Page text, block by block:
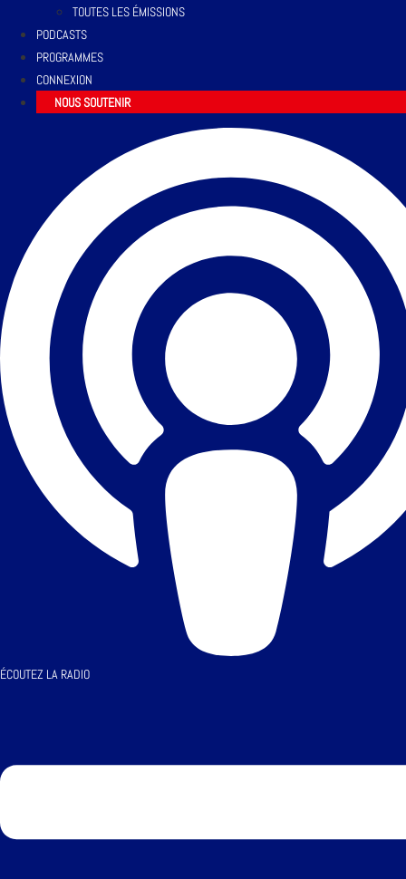
TOUTES LES ÉMISSIONS
PODCASTS
PROGRAMMES
CONNEXION
NOUS SOUTENIR
ÉCOUTEZ LA RADIO